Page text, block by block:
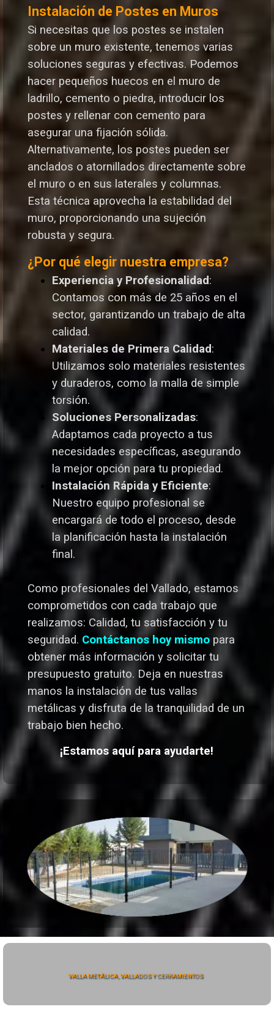
Instalación de Postes en Muros
Si necesitas que los postes se instalen
sobre un muro existente, tenemos varias
soluciones seguras y efectivas. Podemos
hacer pequeños huecos en el muro de
ladrillo, cemento o piedra, introducir los
postes y rellenar con cemento para
asegurar una fijación sólida.
Alternativamente, los postes pueden ser
anclados o atornillados directamente sobre
el muro o en sus laterales y columnas.
Esta técnica aprovecha la estabilidad del
muro, proporcionando una sujeción
robusta y segura.
¿Por qué elegir nuestra empresa?
Experiencia y Profesionalidad:
Contamos con más de 25 años en el
sector, garantizando un trabajo de alta
calidad.
Materiales de Primera Calidad:
Utilizamos solo materiales resistentes
y duraderos, como la malla de simple
torsión.
Soluciones Personalizadas:
Adaptamos cada proyecto a tus
necesidades específicas, asegurando
la mejor opción para tu propiedad.
Instalación Rápida y Eficiente:
Nuestro equipo profesional se
encargará de todo el proceso, desde
la planificación hasta la instalación
final.
Como profesionales del Vallado, estamos
comprometidos con cada trabajo que
realizamos: Calidad, tu satisfacción y tu
seguridad. Contáctanos hoy mismo para
obtener más información y solicitar tu
presupuesto gratuito. Deja en nuestras
manos la instalación de tus vallas
metálicas y disfruta de la tranquilidad de un
trabajo bien hecho.
¡Estamos aquí para ayudarte!
VALLA METÁLICA, VALLADOS Y CERRAMIENTOS